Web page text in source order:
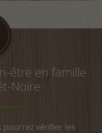
être en famille
Noire
pourrez vérifier les